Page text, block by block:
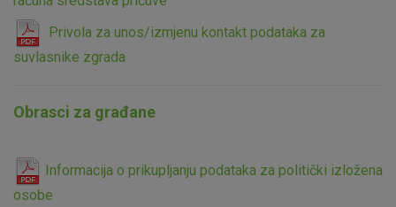
Privola za unos/izmjenu kontakt podataka za
suvlasnike zgrada
Obrasci za građane
Informacija o prikupljanju podataka za politički izložena
osobe